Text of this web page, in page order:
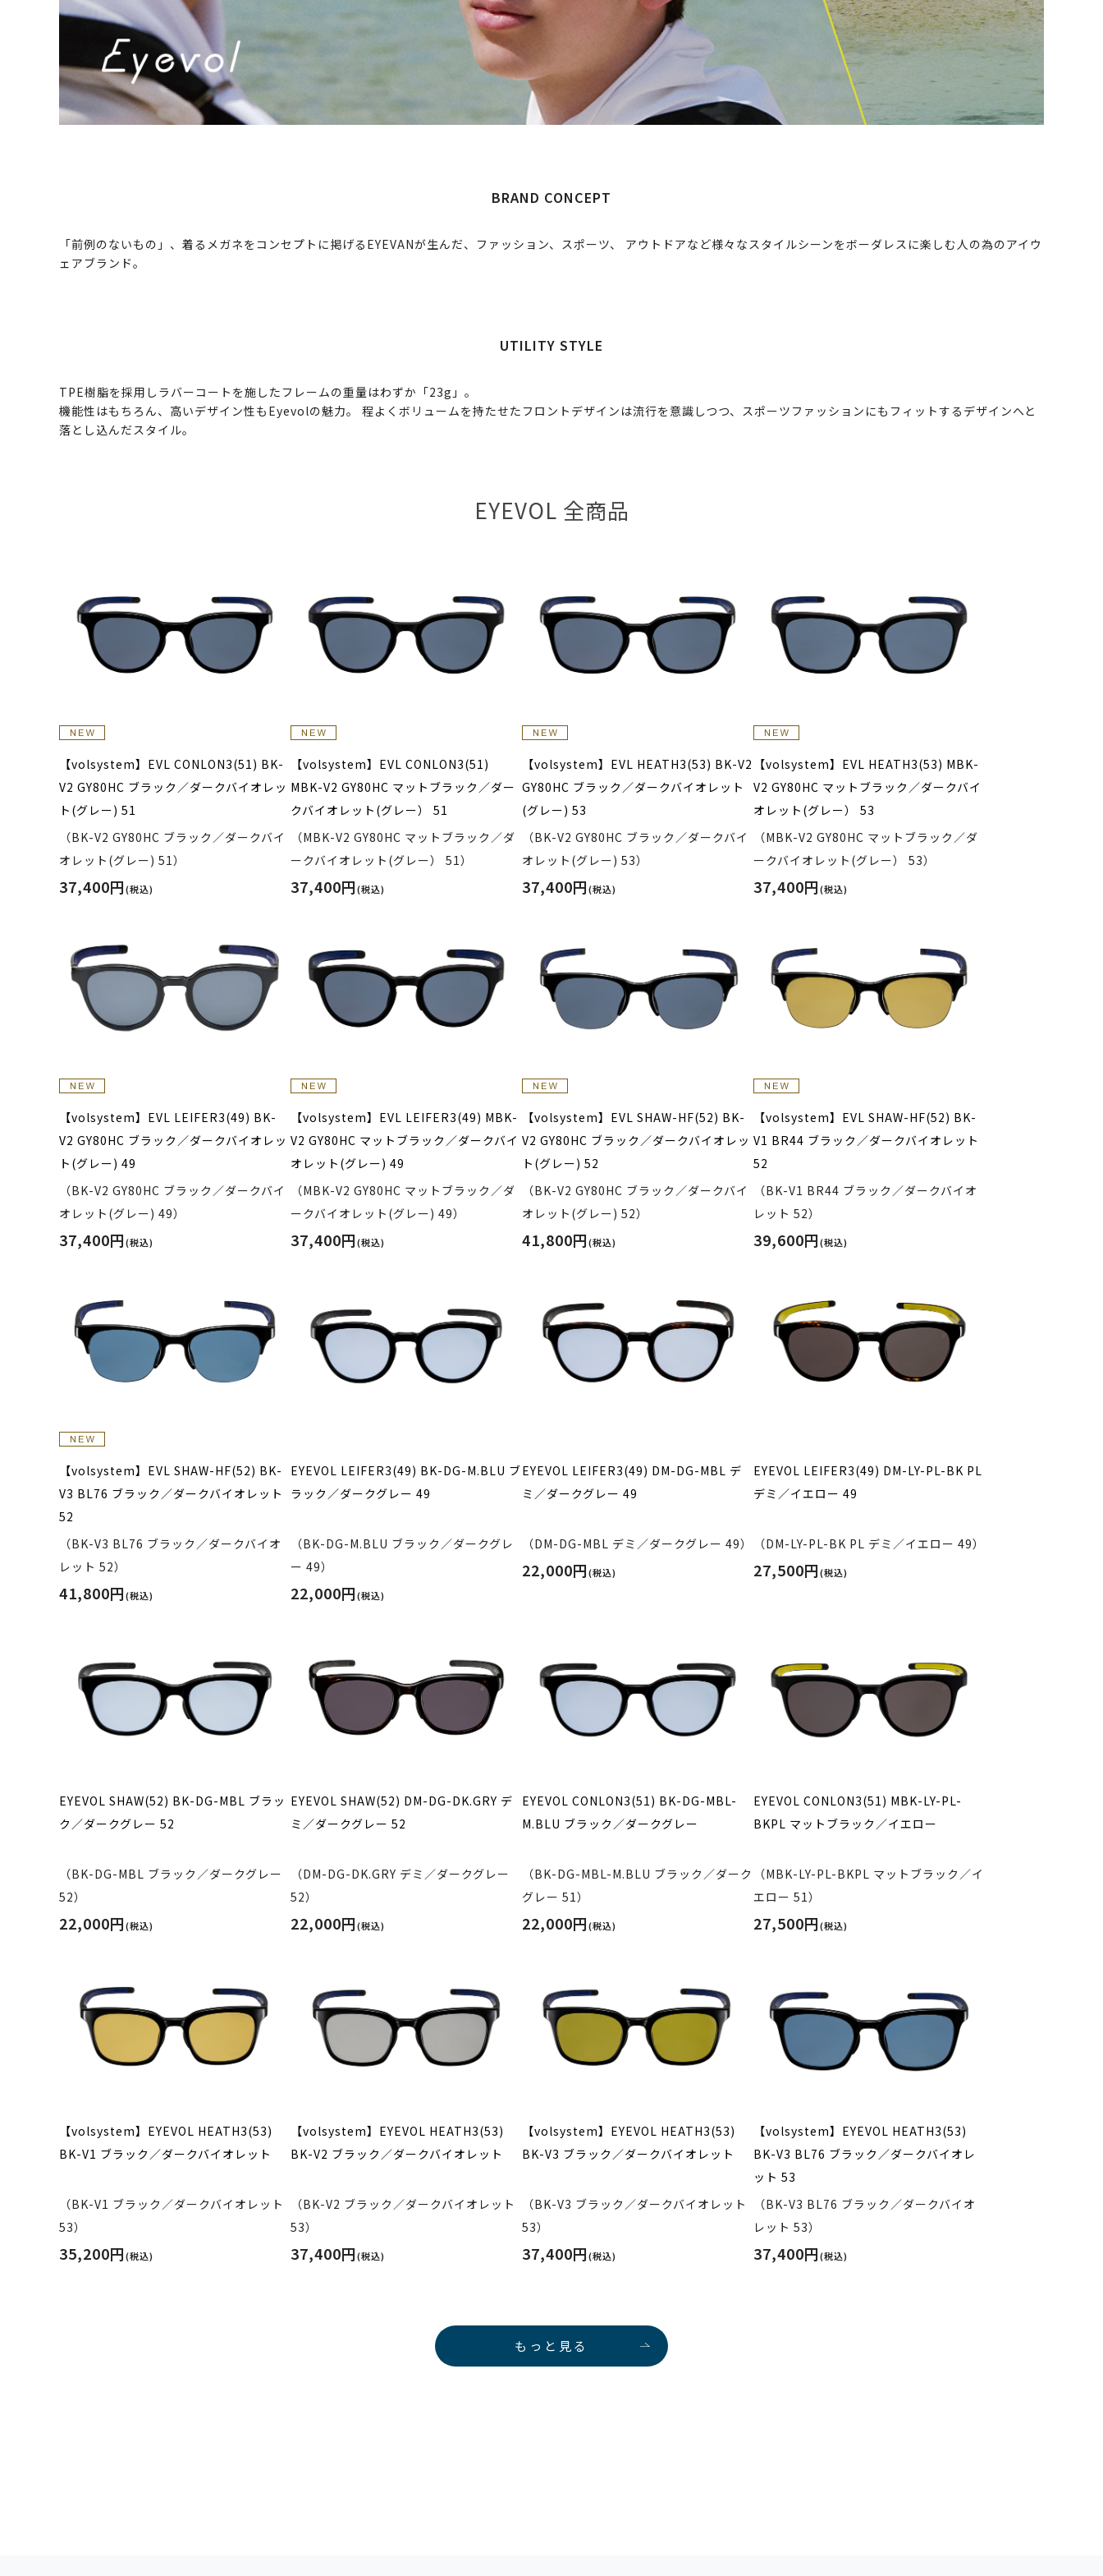
BRAND CONCEPT
「前例のないもの」、着るメガネをコンセプトに掲げるEYEVANが生んだ、ファッション、スポーツ、 アウトドアなど様々なスタイルシーンをボーダレスに楽しむ人の為のアイウ
ェアブランド。
UTILITY STYLE
TPE樹脂を採用しラバーコートを施したフレームの重量はわずか「23g」。
機能性はもちろん、高いデザイン性もEyevolの魅力。 程よくボリュームを持たせたフロントデザインは流行を意識しつつ、スポーツファッションにもフィットするデザインへと
落とし込んだスタイル。
EYEVOL 全商品
【volsystem】EVL CONLON3(51) BK-
V2 GY80HC ブラック／ダークバイオレッ
ト(グレー) 51
（BK-V2 GY80HC ブラック／ダークバイ
オレット(グレー) 51）
37,400円(税込)
【volsystem】EVL CONLON3(51)
MBK-V2 GY80HC マットブラック／ダー
クバイオレット(グレー） 51
（MBK-V2 GY80HC マットブラック／ダ
ークバイオレット(グレー） 51）
37,400円(税込)
【volsystem】EVL HEATH3(53) BK-V2
GY80HC ブラック／ダークバイオレット
(グレー) 53
（BK-V2 GY80HC ブラック／ダークバイ
オレット(グレー) 53）
37,400円(税込)
【volsystem】EVL HEATH3(53) MBK-
V2 GY80HC マットブラック／ダークバイ
オレット(グレー） 53
（MBK-V2 GY80HC マットブラック／ダ
ークバイオレット(グレー） 53）
37,400円(税込)
【volsystem】EVL LEIFER3(49) BK-
V2 GY80HC ブラック／ダークバイオレッ
ト(グレー) 49
（BK-V2 GY80HC ブラック／ダークバイ
オレット(グレー) 49）
37,400円(税込)
【volsystem】EVL LEIFER3(49) MBK-
V2 GY80HC マットブラック／ダークバイ
オレット(グレー) 49
（MBK-V2 GY80HC マットブラック／ダ
ークバイオレット(グレー) 49）
37,400円(税込)
【volsystem】EVL SHAW-HF(52) BK-
V2 GY80HC ブラック／ダークバイオレッ
ト(グレー) 52
（BK-V2 GY80HC ブラック／ダークバイ
オレット(グレー) 52）
41,800円(税込)
【volsystem】EVL SHAW-HF(52) BK-
V1 BR44 ブラック／ダークバイオレット
52
（BK-V1 BR44 ブラック／ダークバイオ
レット 52）
39,600円(税込)
【volsystem】EVL SHAW-HF(52) BK-
V3 BL76 ブラック／ダークバイオレット
52
（BK-V3 BL76 ブラック／ダークバイオ
レット 52）
41,800円(税込)
EYEVOL LEIFER3(49) BK-DG-M.BLU ブ
ラック／ダークグレー 49
（BK-DG-M.BLU ブラック／ダークグレ
ー 49）
22,000円(税込)
EYEVOL LEIFER3(49) DM-DG-MBL デ
ミ／ダークグレー 49
（DM-DG-MBL デミ／ダークグレー 49）
22,000円(税込)
EYEVOL LEIFER3(49) DM-LY-PL-BK PL
デミ／イエロー 49
（DM-LY-PL-BK PL デミ／イエロー 49）
27,500円(税込)
EYEVOL SHAW(52) BK-DG-MBL ブラッ
ク／ダークグレー 52
（BK-DG-MBL ブラック／ダークグレー
52）
22,000円(税込)
EYEVOL SHAW(52) DM-DG-DK.GRY デ
ミ／ダークグレー 52
（DM-DG-DK.GRY デミ／ダークグレー
52）
22,000円(税込)
EYEVOL CONLON3(51) BK-DG-MBL-
M.BLU ブラック／ダークグレー
（BK-DG-MBL-M.BLU ブラック／ダーク
グレー 51）
22,000円(税込)
EYEVOL CONLON3(51) MBK-LY-PL-
BKPL マットブラック／イエロー
（MBK-LY-PL-BKPL マットブラック／イ
エロー 51）
27,500円(税込)
【volsystem】EYEVOL HEATH3(53)
BK-V1 ブラック／ダークバイオレット
（BK-V1 ブラック／ダークバイオレット
53）
35,200円(税込)
【volsystem】EYEVOL HEATH3(53)
BK-V2 ブラック／ダークバイオレット
（BK-V2 ブラック／ダークバイオレット
53）
37,400円(税込)
【volsystem】EYEVOL HEATH3(53)
BK-V3 ブラック／ダークバイオレット
（BK-V3 ブラック／ダークバイオレット
53）
37,400円(税込)
【volsystem】EYEVOL HEATH3(53)
BK-V3 BL76 ブラック／ダークバイオレ
ット 53
（BK-V3 BL76 ブラック／ダークバイオ
レット 53）
37,400円(税込)
もっと見る